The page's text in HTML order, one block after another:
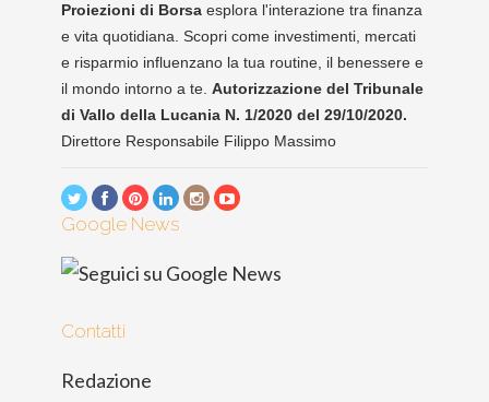
Proiezioni di Borsa esplora l'interazione tra finanza
e vita quotidiana. Scopri come investimenti, mercati
e risparmio influenzano la tua routine, il benessere e
il mondo intorno a te. Autorizzazione del Tribunale
di Vallo della Lucania N. 1/2020 del 29/10/2020.
Direttore Responsabile Filippo Massimo
Google News
Contatti
Redazione